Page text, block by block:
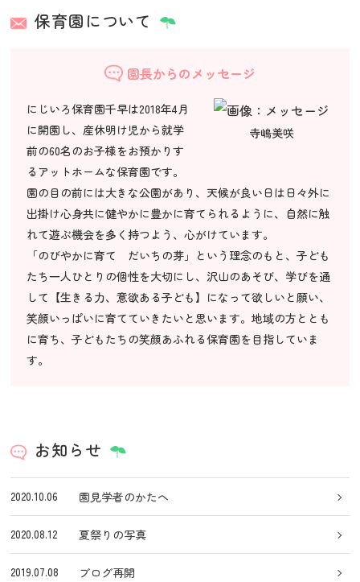
保育園について
園長からのメッセージ
寺嶋美咲
にじいろ保育園千早は2018年4月
に開園し、産休明け児から就学
前の60名のお子様をお預かりす
るアットホームな保育園です。
園の目の前には大きな公園があり、天候が良い日は日々外に
出掛け心身共に健やかに豊かに育てられるように、自然に触
れて遊ぶ機会を多く持つよう、心がけています。
「のびやかに育て だいちの芽」という理念のもと、子ども
たち一人ひとりの個性を大切にし、沢山のあそび、学びを通
して【生きる力、意欲ある子ども】になって欲しいと願い、
笑顔いっぱいに育てていきたいと思います。地域の方ととも
に育ち、子どもたちの笑顔あふれる保育園を目指していま
す。
お知らせ
2020.10.06 園見学者のかたへ
2020.08.12 夏祭りの写真
2019.07.08 ブログ再開